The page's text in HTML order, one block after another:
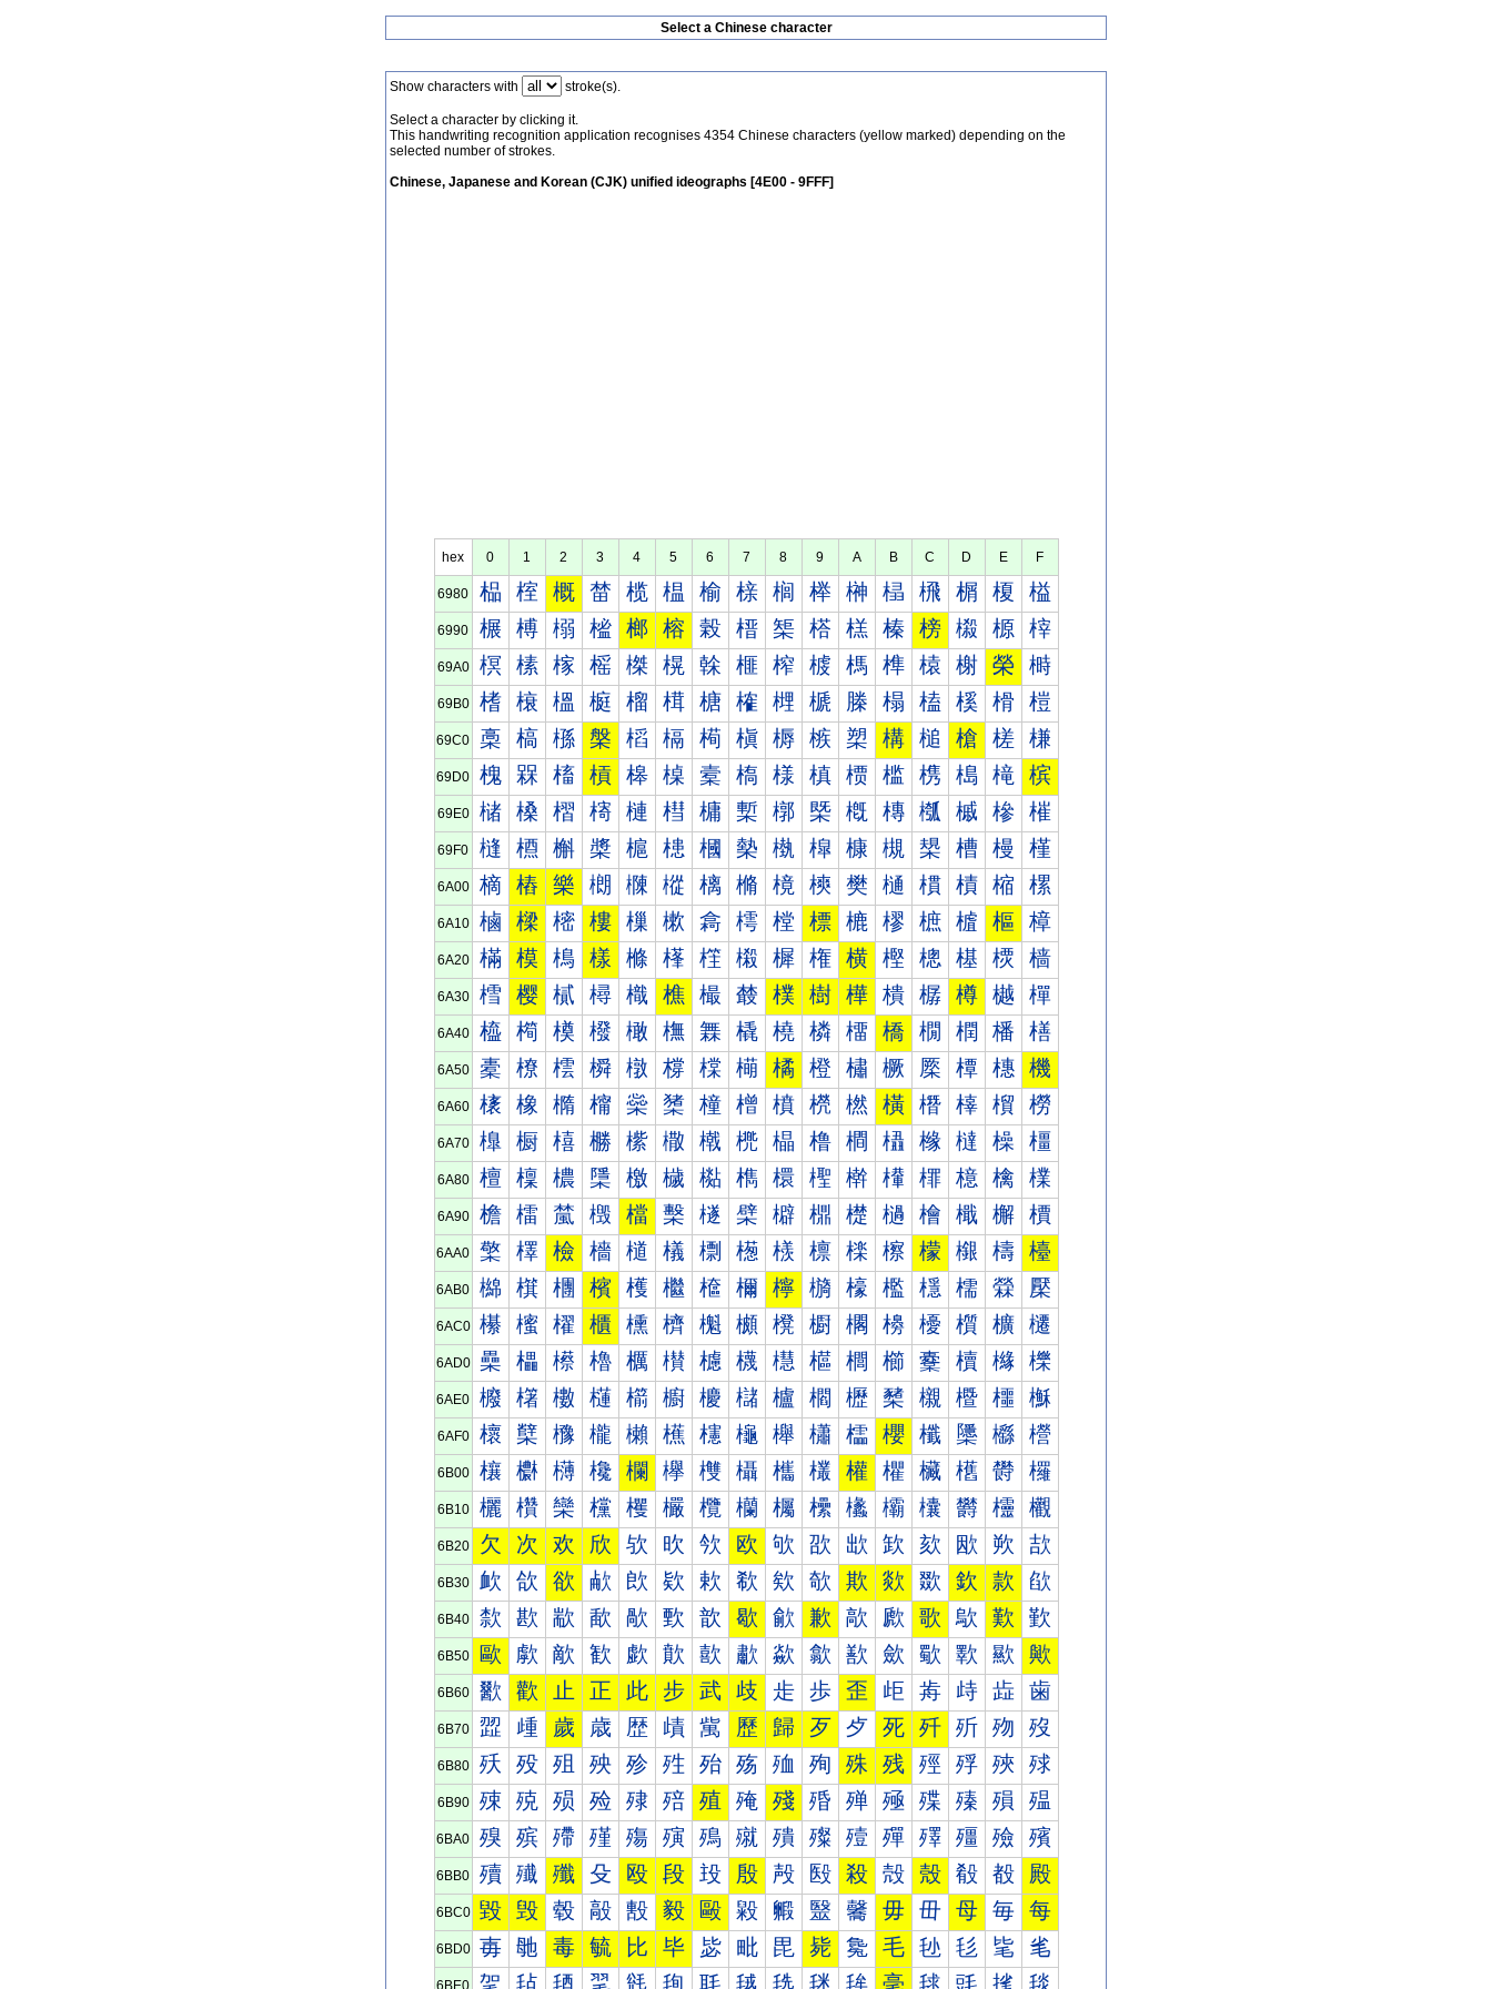
Select a Chinese character
Show characters with stroke(s).
Select a character by clicking it.
This handwriting recognition application recognises 4354 Chinese characters (yellow marked) depending on the
selected number of strokes.
Chinese, Japanese and Korean (CJK) unified ideographs [4E00 - 9FFF]
hex 0 1 2 3 4 5 6 7 8 9 A B C D E F
6980 榀 榁 概 榃 榄 榅 榆 榇 榈 榉 榊 榋 榌 榍 榎 榏
6990 榐 榑 榒 榓 榔 榕 榖 榗 榘 榙 榚 榛 榜 榝 榞 榟
69A0 榠 榡 榢 榣 榤 榥 榦 榧 榨 榩 榪 榫 榬 榭 榮 榯
69B0 榰 榱 榲 榳 榴 榵 榶 榷 榸 榹 榺 榻 榼 榽 榾 榿
69C0 槀 槁 槂 槃 槄 槅 槆 槇 槈 槉 槊 構 槌 槍 槎 槏
69D0 槐 槑 槒 槓 槔 槕 槖 槗 様 槙 槚 槛 槜 槝 槞 槟
69E0 槠 槡 槢 槣 槤 槥 槦 槧 槨 槩 槪 槫 槬 槭 槮 槯
69F0 槰 槱 槲 槳 槴 槵 槶 槷 槸 槹 槺 槻 槼 槽 槾 槿
6A00 樀 樁 樂 樃 樄 樅 樆 樇 樈 樉 樊 樋 樌 樍 樎 樏
6A10 樐 樑 樒 樓 樔 樕 樖 樗 樘 標 樚 樛 樜 樝 樞 樟
6A20 樠 模 樢 樣 樤 樥 樦 樧 樨 権 横 樫 樬 樭 樮 樯
6A30 樰 樱 樲 樳 樴 樵 樶 樷 樸 樹 樺 樻 樼 樽 樾 樿
6A40 橀 橁 橂 橃 橄 橅 橆 橇 橈 橉 橊 橋 橌 橍 橎 橏
6A50 橐 橑 橒 橓 橔 橕 橖 橗 橘 橙 橚 橛 橜 橝 橞 機
6A60 橠 橡 橢 橣 橤 橥 橦 橧 橨 橩 橪 橫 橬 橭 橮 橯
6A70 橰 橱 橲 橳 橴 橵 橶 橷 橸 橹 橺 橻 橼 橽 橾 橿
6A80 檀 檁 檂 檃 檄 檅 檆 檇 檈 檉 檊 檋 檌 檍 檎 檏
6A90 檐 檑 檒 檓 檔 檕 檖 檗 檘 檙 檚 檛 檜 檝 檞 檟
6AA0 檠 檡 檢 檣 檤 檥 檦 檧 檨 檩 檪 檫 檬 檭 檮 檯
6AB0 檰 檱 檲 檳 檴 檵 檶 檷 檸 檹 檺 檻 檼 檽 檾 檿
6AC0 櫀 櫁 櫂 櫃 櫄 櫅 櫆 櫇 櫈 櫉 櫊 櫋 櫌 櫍 櫎 櫏
6AD0 櫐 櫑 櫒 櫓 櫔 櫕 櫖 櫗 櫘 櫙 櫚 櫛 櫜 櫝 櫞 櫟
6AE0 櫠 櫡 櫢 櫣 櫤 櫥 櫦 櫧 櫨 櫩 櫪 櫫 櫬 櫭 櫮 櫯
6AF0 櫰 櫱 櫲 櫳 櫴 櫵 櫶 櫷 櫸 櫹 櫺 櫻 櫼 櫽 櫾 櫿
6B00 欀 欁 欂 欃 欄 欅 欆 欇 欈 欉 權 欋 欌 欍 欎 欏
6B10 欐 欑 欒 欓 欔 欕 欖 欗 欘 欙 欚 欛 欜 欝 欞 欟
6B20 欠 次 欢 欣 欤 欥 欦 欧 欨 欩 欪 欫 欬 欭 欮 欯
6B30 欰 欱 欲 欳 欴 欵 欶 欷 欸 欹 欺 欻 欼 欽 款 欿
6B40 歀 歁 歂 歃 歄 歅 歆 歇 歈 歉 歊 歋 歌 歍 歎 歏
6B50 歐 歑 歒 歓 歔 歕 歖 歗 歘 歙 歚 歛 歜 歝 歞 歟
6B60 歠 歡 止 正 此 步 武 歧 歨 歩 歪 歫 歬 歭 歮 歯
6B70 歰 歱 歲 歳 歴 歵 歶 歷 歸 歹 歺 死 歼 歽 歾 歿
6B80 殀 殁 殂 殃 殄 殅 殆 殇 殈 殉 殊 残 殌 殍 殎 殏
6B90 殐 殑 殒 殓 殔 殕 殖 殗 殘 殙 殚 殛 殜 殝 殞 殟
6BA0 殠 殡 殢 殣 殤 殥 殦 殧 殨 殩 殪 殫 殬 殭 殮 殯
6BB0 殰 殱 殲 殳 殴 段 殶 殷 殸 殹 殺 殻 殼 殽 殾 殿
6BC0 毀 毁 毂 毃 毄 毅 毆 毇 毈 毉 毊 毋 毌 母 毎 每
6BD0 毐 毑 毒 毓 比 毕 毖 毗 毘 毙 毚 毛 毜 毝 毞 毟
6BE0 毠 毡 毢 毣 毤 毥 毦 毧 毨 毩 毪 毫 毬 毭 毮 毯